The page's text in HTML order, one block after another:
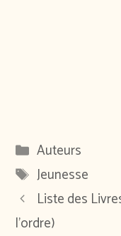
Catégories
Auteurs
Étiquettes
Jeunesse
Liste des
l’ordre)